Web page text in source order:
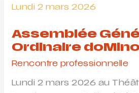
Lundi 2 mars 2026
Assemblée
Ordinaire
Rencontre professionnelle
Lundi 2 mars 2026 au